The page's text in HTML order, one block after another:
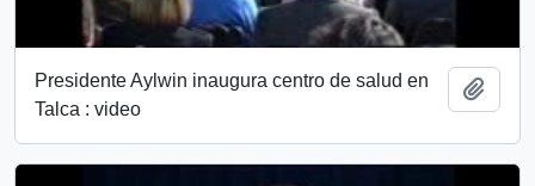
Presidente Aylwin inaugura centro de salud en
Talca : video